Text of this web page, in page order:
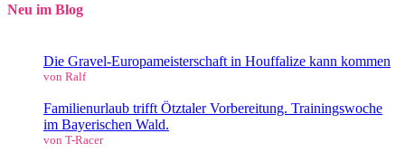
Neu im Blog
Die Gravel-Europameisterschaft in Houffalize kann kommen
von Ralf
Familienurlaub trifft Ötztaler Vorbereitung. Trainingswoche
im Bayerischen Wald.
von T-Racer